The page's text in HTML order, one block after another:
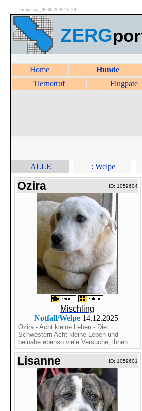
Donnerstag, 06.08.2026 16:30
ZERG
Home Hunde
Tiernotruf
Flugpate
ALLE : Welpe
Ozira ID: 1059604
Mischling
Notfall/Welpe 14.12.2025
Ozira - Acht kleine Leben - Die
Schwestern Acht kleine Leben und
beinahe ebenso viele Versuche, ihnen ...
Lisanne ID: 1059601